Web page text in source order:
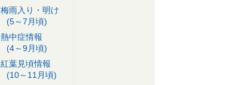
梅雨入り・明け
(5～7月頃)
熱中症情報
(4～9月頃)
紅葉見頃情報
(10～11月頃)